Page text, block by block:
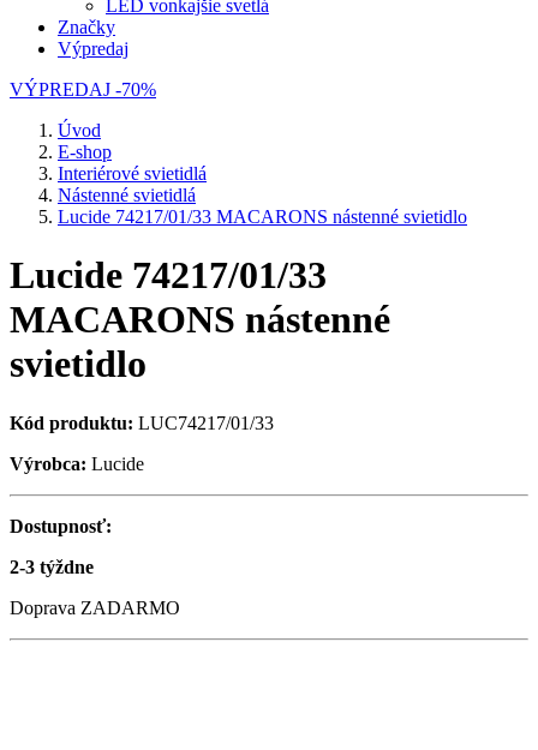
LED vonkajšie svetlá
Značky
Výpredaj
VÝPREDAJ -70%
Úvod
E-shop
Interiérové svietidlá
Nástenné svietidlá
Lucide 74217/01/33 MACARONS nástenné svietidlo
Lucide 74217/01/33
MACARONS nástenné
svietidlo
Kód produktu: LUC74217/01/33
Výrobca: Lucide
Dostupnosť:
2-3 týždne
Doprava ZADARMO